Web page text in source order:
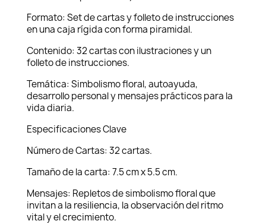
Formato: Set de cartas y folleto de instrucciones
en una caja rígida con forma piramidal.
Contenido: 32 cartas con ilustraciones y un
folleto de instrucciones.
Temática: Simbolismo floral, autoayuda,
desarrollo personal y mensajes prácticos para la
vida diaria.
Especificaciones Clave
Número de Cartas: 32 cartas.
Tamaño de la carta: 7.5 cm x 5.5 cm.
Mensajes: Repletos de simbolismo floral que
invitan a la resiliencia, la observación del ritmo
vital y el crecimiento.